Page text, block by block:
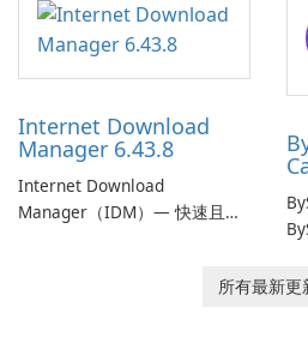
monitor your internet
connection and provide real-
time insights into its
Internet Download
Manager 6.43.8
Internet Download
Manager（IDM）— 快速且可
Download Manager（IDM）所有最新更